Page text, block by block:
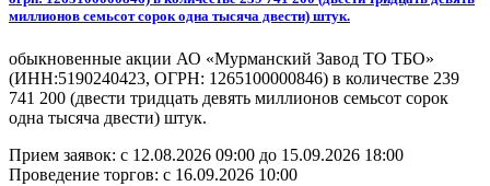
миллионов семьсот сорок одна тысяча двести) штук.
обыкновенные акции АО «Мурманский Завод ТО ТБО»
(ИНН:5190240423, ОГРН: 1265100000846) в количестве 239
741 200 (двести тридцать девять миллионов семьсот сорок
одна тысяча двести) штук.
Прием заявок: с 12.08.2026 09:00 до 15.09.2026 18:00
Проведение торгов: с 16.09.2026 10:00